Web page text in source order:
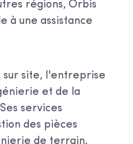
régions, Orbis
à une assistance
sur site, l'entreprise
et de la
services
des pièces
de terrain.